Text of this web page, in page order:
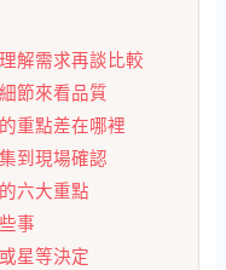
解需求再談比較
節來看品質
重點差在哪裡
到現場確認
六大重點
事
星等決定